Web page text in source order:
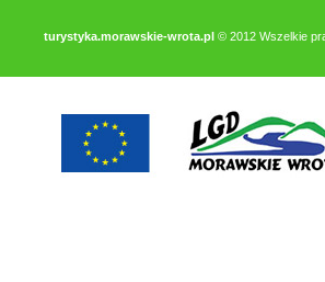
turystyka.morawskie-wrota.pl © 2012 Wszelkie